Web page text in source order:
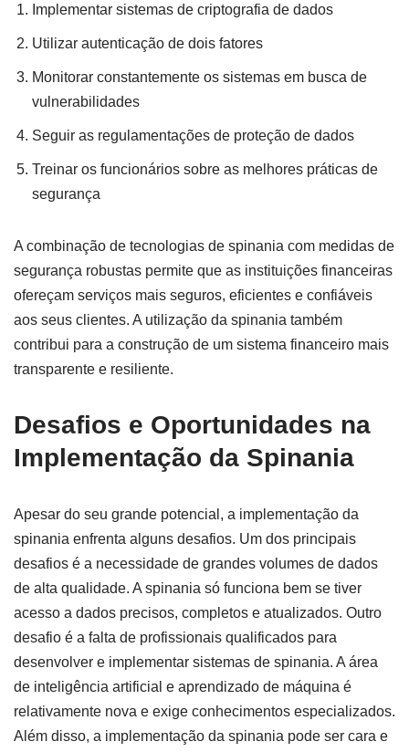
Implementar sistemas de criptografia de dados
Utilizar autenticação de dois fatores
Monitorar constantemente os sistemas em busca de
vulnerabilidades
Seguir as regulamentações de proteção de dados
Treinar os funcionários sobre as melhores práticas de
segurança
A combinação de tecnologias de spinania com medidas de
segurança robustas permite que as instituições financeiras
ofereçam serviços mais seguros, eficientes e confiáveis
aos seus clientes. A utilização da spinania também
contribui para a construção de um sistema financeiro mais
transparente e resiliente.
Desafios e Oportunidades na
Implementação da Spinania
Apesar do seu grande potencial, a implementação da
spinania enfrenta alguns desafios. Um dos principais
desafios é a necessidade de grandes volumes de dados
de alta qualidade. A spinania só funciona bem se tiver
acesso a dados precisos, completos e atualizados. Outro
desafio é a falta de profissionais qualificados para
desenvolver e implementar sistemas de spinania. A área
de inteligência artificial e aprendizado de máquina é
relativamente nova e exige conhecimentos especializados.
Além disso, a implementação da spinania pode ser cara e